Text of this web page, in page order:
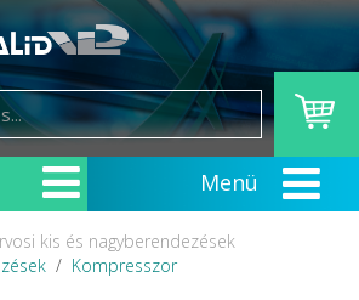
kis és nagyberendezések
Kompresszor